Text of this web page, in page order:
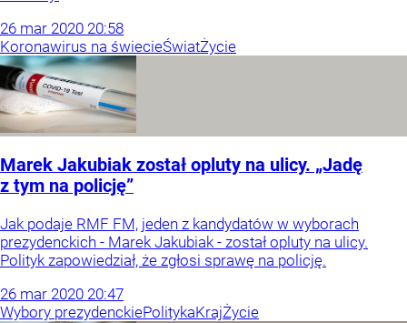
26 mar 2020 20:58
Koronawirus na świecieŚwiatŻycie
Marek Jakubiak został opluty na ulicy. „Jadę
z tym na policję”
Jak podaje RMF FM, jeden z kandydatów w wyborach
prezydenckich - Marek Jakubiak - został opluty na ulicy.
Polityk zapowiedział, że zgłosi sprawę na policję.
26 mar 2020 20:47
Wybory prezydenckiePolitykaKrajŻycie